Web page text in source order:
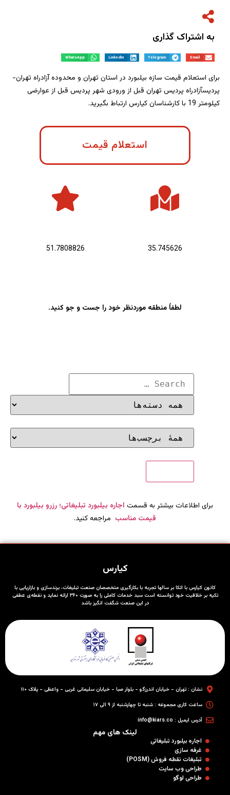
به اشتراک گذاری
Email
Telegram
LinkedIn
WhatsApp
برای استعلام قیمت سازه بیلبورد در استان تهران و محدوده آزادراه تهران-
پردیسآزادراه پردیس تهران قبل از ورودی شهر پردیس قبل از عوارضی
کیلومتر 19 با کارشناسان کیارس ارتباط بگیرید.
استعلام قیمت
35.745626
51.7808826
لطفاً منطقه موردنظر خود را جست و جو کنید.
برای اطلاعات بیشتر به قسمت اجاره بیلبورد تبلیغاتی؛ رزرو بیلبورد با
قیمت مناسب مراجعه کنید.
کیارس
کانون کیارس با اتکا بر سالها تجربه با بکارگیری متخصصان صنعت تبلیغات، برندسازی و بازاریابی با
تکیه بر خلاقیت خود توانسته است سبد خدمات کاملی را به صورت ۳۶۰ ارائه نماید و نقطه‌ی عطفی
در این صنعت شگفت انگیز باشد
نشان : تهران - خیابان اندرزگو - بلوار صبا - خیابان سلیمانی غربی - واعظی - پلاک ۱۱۰
ساعت کاری مجموعه : شنبه تا چهارشنبه از ۹ الی ۱۷
آدرس ایمیل : info@kiars.co
لینک های مهم
اجاره بیلبورد تبلیغاتی
غرفه سازی
تبلیغات نقطه فروش (POSM)
طراحی وب سایت
طراحی لوگو